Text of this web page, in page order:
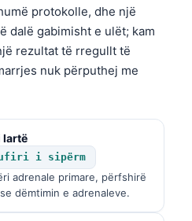
protokolle, dhe një
dalë gabimisht e ulët; kam
rezultat të rregullt të
nuk përputhej me
lartë
kufiri i sipërm
adrenale primare, përfshirë
dëmtimin e adrenaleve.